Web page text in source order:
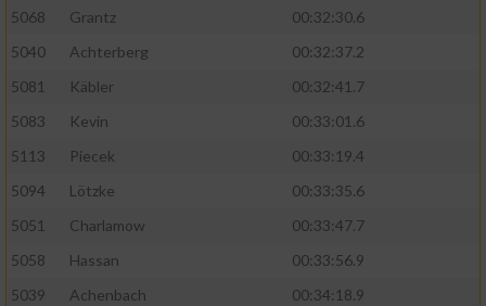
5068
Grantz
00:32:30.6
5040
Achterberg
00:32:37.2
5081
Käbler
00:32:41.7
5083
Kevin
00:33:01.6
5113
Piecek
00:33:19.4
5094
Lötzke
00:33:35.6
5051
Charlamow
00:33:47.7
5058
Hassan
00:33:56.9
5039
Achenbach
00:34:18.9